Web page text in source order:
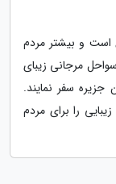
و بیشتر مردم
مرجانی زیبای
سفر نمایند.
را برای مردم